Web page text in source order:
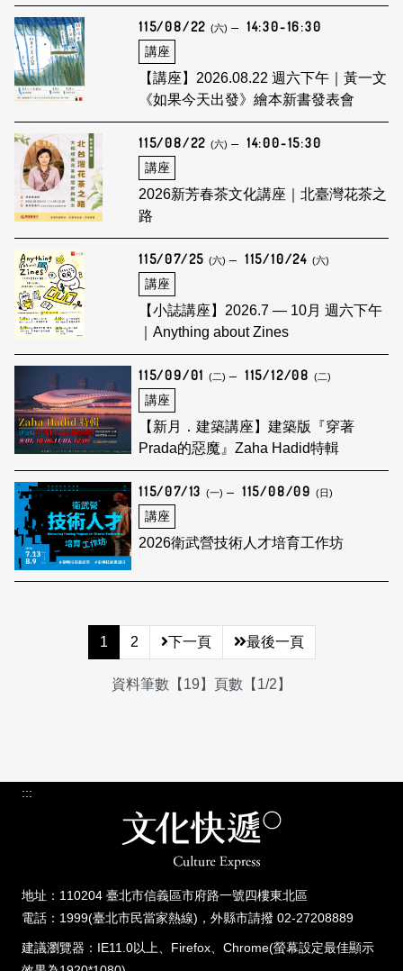
115/08/22 (六) 14:30-16:30
講座
【講座】2026.08.22 週六下午｜黃一文
《如果今天出發》繪本新書發表會
115/08/22 (六) 14:00-15:30
講座
2026新芳春茶文化講座｜北臺灣花茶之
路
115/07/25 (六) 115/10/24 (六)
講座
【小誌講座】2026.7 — 10月 週六下午
｜Anything about Zines
115/09/01 (二) 115/12/08 (二)
講座
【新月．建築講座】建築版『穿著
Prada的惡魔』Zaha Hadid特輯
115/07/13 (一) 115/08/09 (日)
講座
2026衛武營技術人才培育工作坊
1 2 下一頁 最後一頁
資料筆數【19】頁數【1/2】
:::
地址：110204 臺北市信義區市府路一號四樓東北區
電話：1999(臺北市民當家熱線)，外縣市請撥 02-27208889
建議瀏覽器：IE11.0以上、Firefox、Chrome(螢幕設定最佳顯示